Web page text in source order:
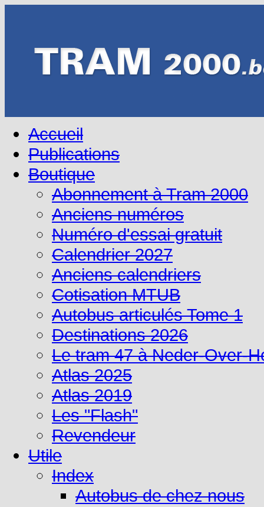
Accueil
Publications
Boutique
Abonnement à Tram 2000
Anciens numéros
Numéro d'essai gratuit
Calendrier 2027
Anciens calendriers
Cotisation MTUB
Autobus articulés Tome 1
Destinations 2026
Le tram 47 à Neder-Over-
Atlas 2025
Atlas 2019
Les "Flash"
Revendeur
Utile
Index
Autobus de chez nous